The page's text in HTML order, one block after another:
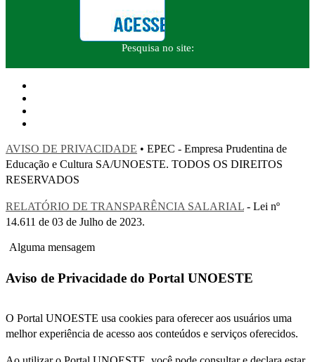
Pesquisa no site:
AVISO DE PRIVACIDADE • EPEC - Empresa Prudentina de
Educação e Cultura SA/UNOESTE. TODOS OS DIREITOS
RESERVADOS
RELATÓRIO DE TRANSPARÊNCIA SALARIAL - Lei nº
14.611 de 03 de Julho de 2023.
Alguma mensagem
Aviso de Privacidade do Portal UNOESTE
O Portal UNOESTE usa cookies para oferecer aos usuários uma
melhor experiência de acesso aos conteúdos e serviços oferecidos.